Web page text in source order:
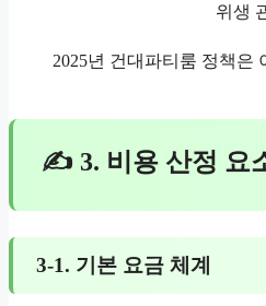
위생
2025년 건대파티룸 정책은
✍ 3. 비용 산정 요
3-1. 기본 요금 체계